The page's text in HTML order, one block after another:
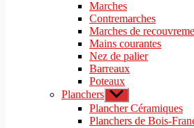
menu
le
menu
Marches
Contremarches
Marches de
Mains courantes
Nez de palier
Barreaux
Poteaux
Planchers Afficher
le
sous-
menu
Plancher Céramiques
Planchers de Bois-